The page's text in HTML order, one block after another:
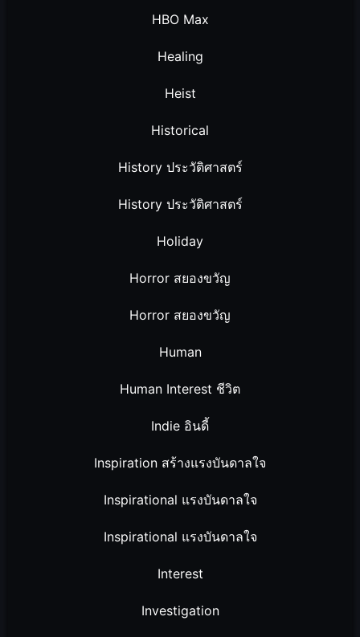
HBO Max
Healing
Heist
Historical
History ประวัติศาสตร์
History ประวัติศาสตร์
Holiday
Horror สยองขวัญ
Horror สยองขวัญ
Human
Human Interest ชีวิต
Indie อินดี้
Inspiration สร้างแรงบันดาลใจ
Inspirational แรงบันดาลใจ
Inspirational แรงบันดาลใจ
Interest
Investigation